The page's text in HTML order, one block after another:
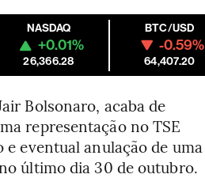
NASDAQ
+0.01%
26,366.28
BTC/USD
-0.59%
64,407.20
Bolsonaro, acaba de
representação no TSE
eventual anulação de uma
último dia 30 de outubro.